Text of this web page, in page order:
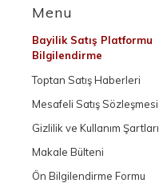
Menu
Bayilik Satış Platformu
Bilgilendirme
Toptan Satış Haberleri
Mesafeli Satış Sözleşmesi
Gizlilik ve Kullanım Şartları
Makale Bülteni
Ön Bilgilendirme Formu